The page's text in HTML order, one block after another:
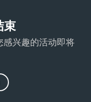
束
感兴趣的活动即将